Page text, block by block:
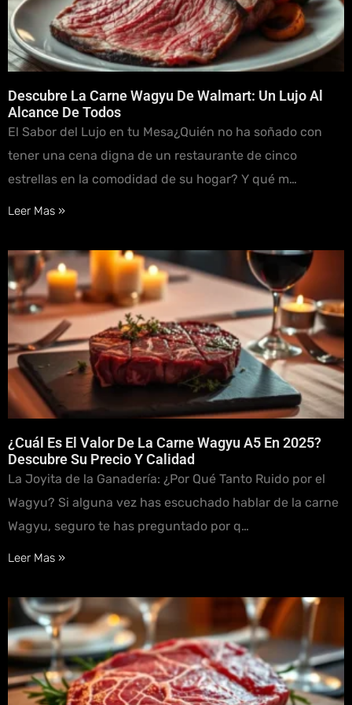
Descubre La Carne Wagyu De Walmart: Un Lujo Al
Alcance De Todos
El Sabor del Lujo en tu Mesa¿Quién no ha soñado con
tener una cena digna de un restaurante de cinco
estrellas en la comodidad de su hogar? Y qué m…
Leer Mas »
¿Cuál Es El Valor De La Carne Wagyu A5 En 2025?
Descubre Su Precio Y Calidad
La Joyita de la Ganadería: ¿Por Qué Tanto Ruido por el
Wagyu? Si alguna vez has escuchado hablar de la carne
Wagyu, seguro te has preguntado por q…
Leer Mas »